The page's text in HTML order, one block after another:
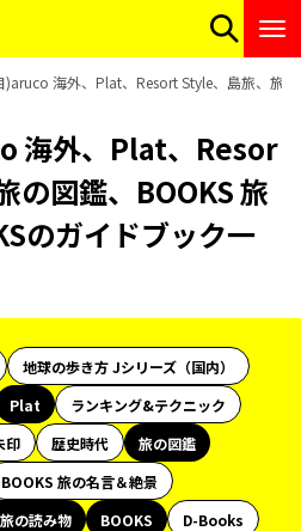
)aruco 海外、Plat、Resort Style、島旅、旅
海外、Plat、Resor
図鑑、BOOKS 旅
のガイドブック一
地球の歩き方 Jシリーズ（国内）
Plat
ランキング&テクニック
印 歴史時代
旅の図鑑
BOOKS 旅の名言＆絶景
の読み物 BOOKS
D-Books